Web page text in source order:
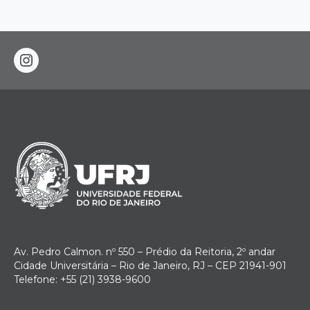
instagram
Av. Pedro Calmon. nº 550 – Prédio da Reitoria, 2º andar
Cidade Universitária – Rio de Janeiro, RJ – CEP 21941-901
Telefone: +55 (21) 3938-9600